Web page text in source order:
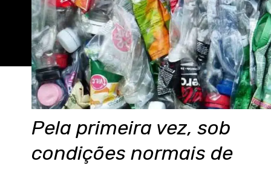
Pela primeira vez, sob
condições normais de